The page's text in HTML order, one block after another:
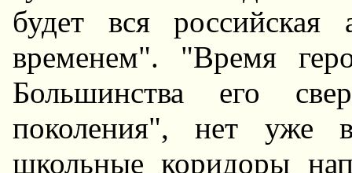
будет вся
временем". "Время
Большинства его
поколения", нет уже
школьные коридоры